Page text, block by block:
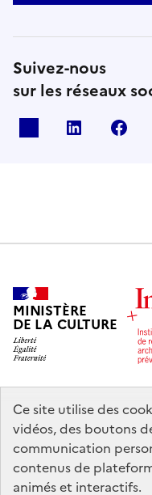
Ce site utilise des
vidéos, des boutons
communication
contenus de
animés et interactifs.
Suivez-nous
sur les réseaux
Linkedin
MINISTÈRE
DE LA CULTURE
legifrance.gouv.fr
service-public.gouv.fr